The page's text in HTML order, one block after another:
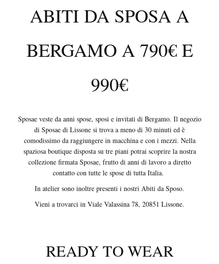
ABITI DA SPOSA A
BERGAMO A 790€ E
990€
Sposae veste da anni spose, sposi e invitati di Bergamo. Il negozio
di Sposae di Lissone si trova a meno di 30 minuti ed è
comodissimo da raggiungere in macchina e con i mezzi. Nella
spaziosa boutique disposta su tre piani potrai scoprire la nostra
collezione firmata Sposae, frutto di anni di lavoro a diretto
contatto con tutte le spose di tutta Italia.
In atelier sono inoltre presenti i nostri Abiti da Sposo.
Vieni a trovarci in Viale Valassina 78, 20851 Lissone.
READY TO WEAR